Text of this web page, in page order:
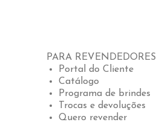
PARA REVENDEDORES
Portal do Cliente
Catálogo
Programa de brindes
Trocas e devoluções
Quero revender